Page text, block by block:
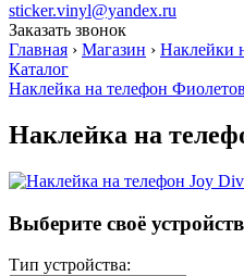
sticker.vinyl@yandex.ru
Заказать звонок
Главная › Магазин › Наклейки
Каталог
Наклейка на телефон
Наклейка на
Выберите своё
Тип устройства: